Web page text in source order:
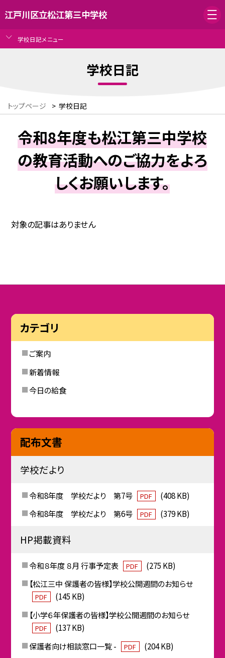
江戸川区立松江第三中学校
学校日記メニュー
学校日記
トップページ > 学校日記
令和8年度も松江第三中学校
の教育活動へのご協力をよろ
しくお願いします。
対象の記事はありません
カテゴリ
ご案内
新着情報
今日の給食
配布文書
学校だより
令和8年度 学校だより 第7号 PDF
(408 KB)
令和8年度 学校だより 第6号
PDF (379 KB)
HP掲載資料
令和８年度 ８月 行事予定表 PDF
(275 KB)
【松江三中 保護者の皆様】学校公開週間のお知らせ
PDF
(145 KB)
【小学６年保護者の皆様】学校公開週間のお知らせ
PDF
(137 KB)
保護者向け相談窓口一覧 -
PDF
(204 KB)